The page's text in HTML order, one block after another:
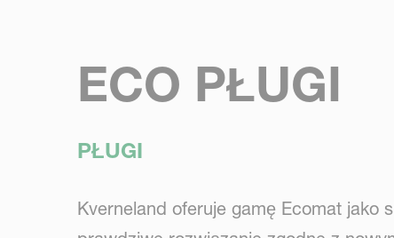
ECO PŁUGI
PŁUGI
Kverneland oferuje gamę Ecomat jako